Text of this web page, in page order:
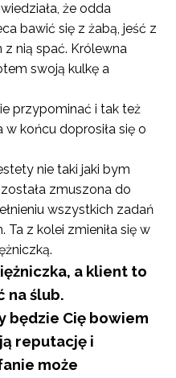
że odda
bawić się z żabą, jeść z
z nią spać. Królewna
swoją kulkę a
przypominać i tak też
końcu doprosiła się o
nie taki jaki bym
zmuszona do
wszystkich zadań
Ta z kolei zmieniła się w
a klient to
na ślub.
będzie Cię bowiem
reputację i
może